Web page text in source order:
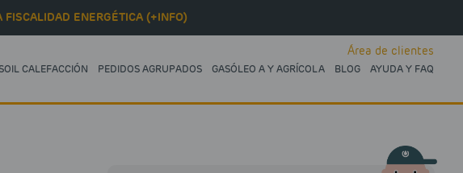
ENERGÉTICA (+INFO)
CALEFACCIÓN PEDIDOS AGRUPADOS GASÓLEO A Y AGRÍCOLA BLOG AYUDA Y FAQ
Área de clientes